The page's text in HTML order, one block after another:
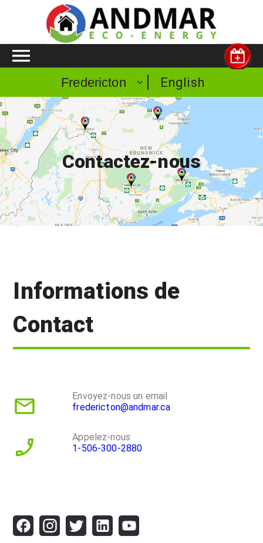
Fredericton English
Contactez-nous
Informations de
Contact
Envoyez-nous un email
fredericton@andmar.ca
Appelez-nous
1-506-300-2880